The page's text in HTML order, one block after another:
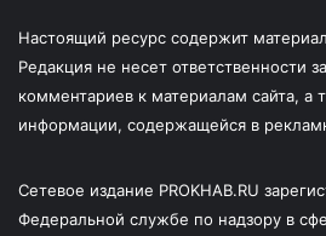
Настоящий ресурс содержит
Редакция не несет ответственности
комментариев к материалам сайта, а
информации, содержащейся в
Сетевое издание PROKHAB.RU
Федеральной службе по надзору в